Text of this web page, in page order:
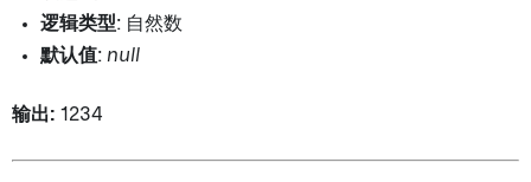
逻辑类型: 自然数
默认值: null
输出: 1234